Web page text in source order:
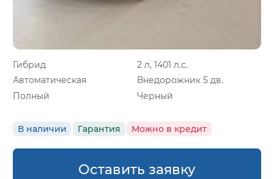
Гибрид
2 л, 1401 л.с.
Автоматическая
Внедорожник 5 дв.
Полный
Черный
В наличии Гарантия Можно в кредит
Оставить заявку